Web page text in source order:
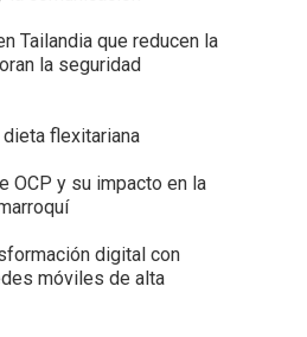
Tailandia que reducen la
la seguridad
flexitariana
OCP y su impacto en la
digital con
móviles de alta